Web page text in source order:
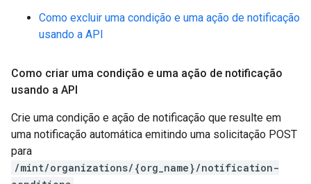
Como excluir uma condição e uma ação de notificação
usando a API
Como criar uma condição e uma ação de notificação
usando a API
Crie uma condição e ação de notificação que resulte em
uma notificação automática emitindo uma solicitação POST
para
/mint/organizations/{org_name}/notification-